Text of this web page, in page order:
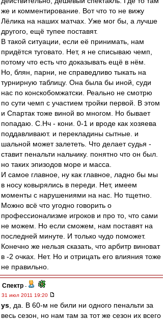
же и комментирование. Вот что то не вижу
Лёлика на наших матчах. Уже мог бы, а лучше
другого, ещё тупее поставят.
В такой ситуации, если её принимать, нам
придётся туговато. Нет, я не списываю чемп,
потому что есть что доказывать ещё в нём.
Но, блян, парни, не справедливо тыкать на
турнирную таблицу. Она была бы иной, суди
нас по конскобомжатски. Реально не смотрю
по сути чемп с участием тройки первой. В этом
и Спартак тоже виной во многом. Но бывает
попадаю. С.Нч - кони. 0-1 и вроде как хозяева
поддавливают. и перекладины сытные. и
шальной может залететь. Что делает судья -
ставит пенальти нальчику. понятно что он был.
но таких эпизодов море и масса.
И самое главное, ну как главное, ладно бы мы
в носу ковырялись в переди. Нет, имеем
моменты с нарушениями на нас. Но тщетно.
Можно всё что угодно говорить о
профессионализме игроков и про то, что сами
не можем. Но если сможем, нам поставят на
последней минуте. И только чудо поможет.
Конечно же нельзя сказать, что арбитр виноват
в -2 очках. Нет. Но и отрицать его влияния тоже
не правильно.
Спектр -
31 июл 2011 19:20
ys , да. В 60-м не били ни одного пенальти за
весь сезон, но нам там за тот же сезон их всего